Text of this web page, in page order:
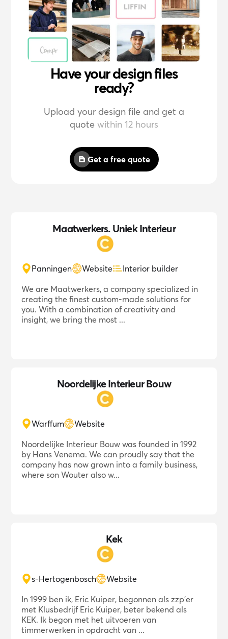
Have your design files
ready?
Upload your design file and get a
quote within 12 hours
Get a free quote
Maatwerkers. Uniek Interieur
Panningen Website
Interior builder
We are Maatwerkers, a company specialized in
creating the finest custom-made solutions for
you. With a combination of creativity and
insight, we bring the most ...
Noordelijke Interieur Bouw
Warffum
Website
Noordelijke Interieur Bouw was founded in 1992
by Hans Venema. We can proudly say that the
company has now grown into a family business,
where son Wouter also w...
Kek
s-Hertogenbosch
Website
In 1999 ben ik, Eric Kuiper, begonnen als zzp'er
met Klusbedrijf Eric Kuiper, beter bekend als
KEK. Ik begon met het uitvoeren van
timmerwerken in opdracht van ...